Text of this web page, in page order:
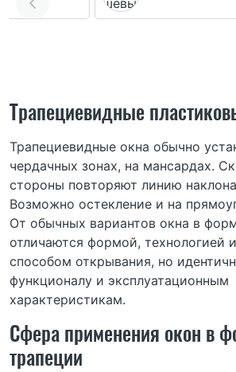
Трапециевидные
Трапециевидные окна обычно
чердачных зонах, на мансардах.
стороны повторяют линию
Возможно остекление и на
От обычных вариантов окна в
отличаются формой, технологией
способом открывания, но
функционалу и эксплуатационным
характеристикам.
Сфера применения окон в
трапеции